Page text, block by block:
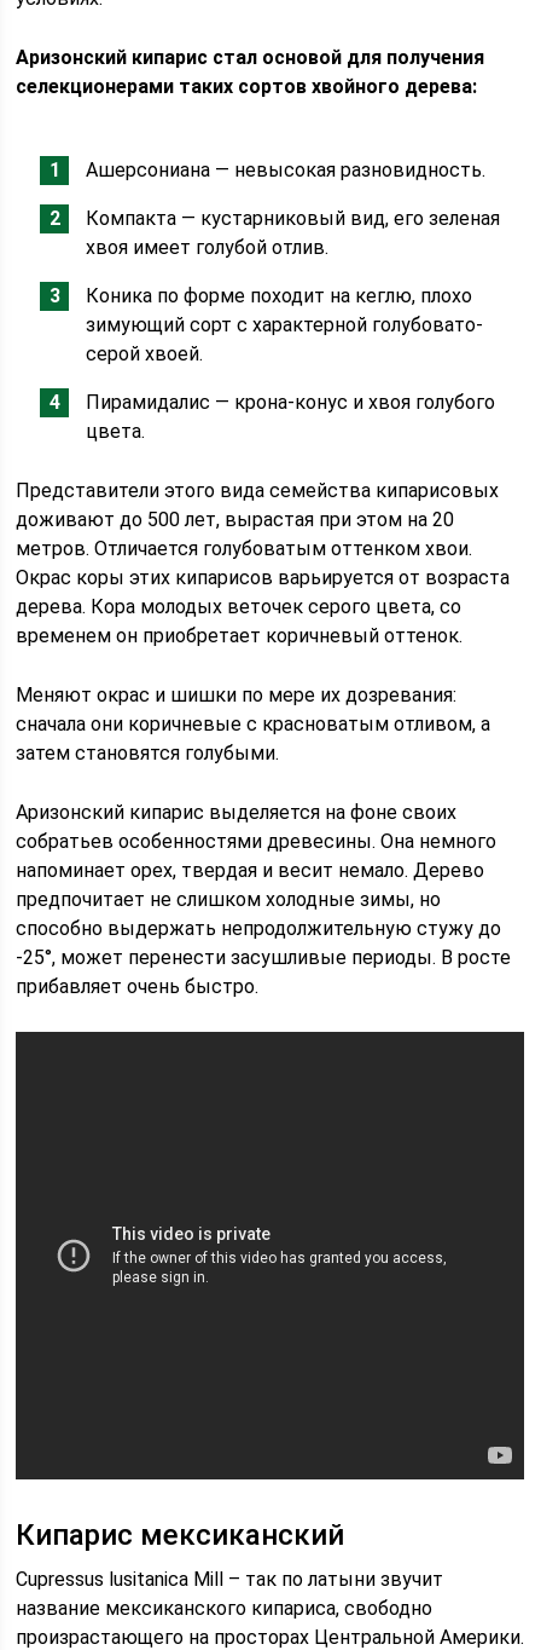
Аризонский кипарис стал основой для получения
селекционерами таких сортов хвойного дерева:
Ашерсониана — невысокая разновидность.
Компакта — кустарниковый вид, его зеленая
хвоя имеет голубой отлив.
Коника по форме походит на кеглю, плохо
зимующий сорт с характерной голубовато-
серой хвоей.
Пирамидалис — крона-конус и хвоя голубого
цвета.
Представители этого вида семейства кипарисовых
доживают до 500 лет, вырастая при этом на 20
метров. Отличается голубоватым оттенком хвои.
Окрас коры этих кипарисов варьируется от возраста
дерева. Кора молодых веточек серого цвета, со
временем он приобретает коричневый оттенок.
Меняют окрас и шишки по мере их дозревания:
сначала они коричневые с красноватым отливом, а
затем становятся голубыми.
Аризонский кипарис выделяется на фоне своих
собратьев особенностями древесины. Она немного
напоминает орех, твердая и весит немало. Дерево
предпочитает не слишком холодные зимы, но
способно выдержать непродолжительную стужу до
-25°, может перенести засушливые периоды. В росте
прибавляет очень быстро.
Кипарис мексиканский
Сupressus lusitanica Mill – так по латыни звучит
название мексиканского кипариса, свободно
произрастающего на просторах Центральной Америки.